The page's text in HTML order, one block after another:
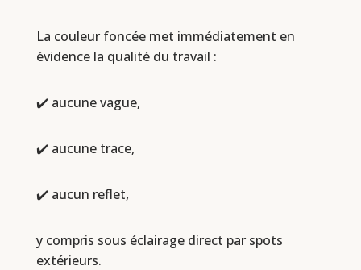
La couleur foncée met immédiatement en
évidence la qualité du travail :
✔️ aucune vague,
✔️ aucune trace,
✔️ aucun reflet,
y compris sous éclairage direct par spots
extérieurs.